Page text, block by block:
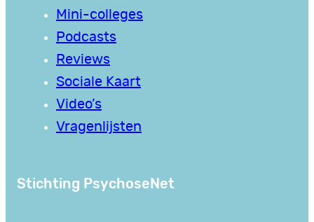
Mini-colleges
Podcasts
Reviews
Sociale Kaart
Video’s
Vragenlijsten
Stichting PsychoseNet